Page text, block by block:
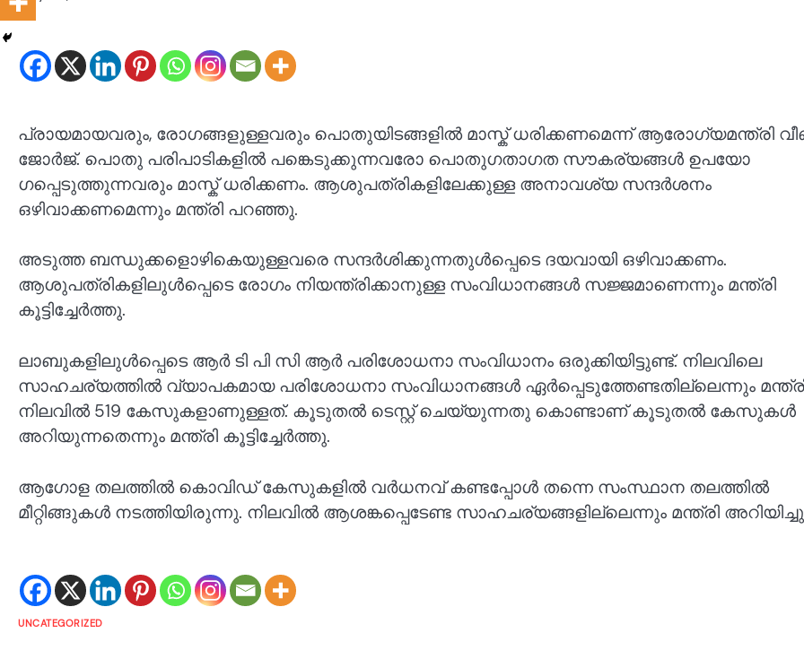
പ്രായമായവരും, രോഗങ്ങളുള്ളവരും പൊതുയിടങ്ങളിൽ മാസ്ക് ധരിക്കണമെന്ന് ആരോഗ്യമന്ത്രി
ജോർജ്. പൊതു പരിപാടികളിൽ പങ്കെടുക്കുന്നവരോ പൊതുഗതാഗത സൗകര്യങ്ങൾ ഉപയോ​
ഗപ്പെടുത്തുന്നവരും മാസ്ക് ധരിക്കണം. ആശുപത്രികളിലേക്കുള്ള അനാവശ്യ സന്ദ‍‌ർശനം
ഒഴിവാക്കണമെന്നും മന്ത്രി പറഞ്ഞു.
അടുത്ത ബന്ധുക്കളൊഴികെയുള്ളവരെ സന്ദ‍ർശിക്കുന്നതുൾപ്പെടെ ദയവായി ഒഴിവാക്കണം.
ആശുപത്രികളിലുൾപ്പെടെ രോ​ഗം നിയന്ത്രിക്കാനുള്ള സംവിധാനങ്ങൾ സജ്ജമാണെന്നും മന്ത്രി
കൂട്ടിച്ചേ‌ർത്തു.
ലാബുകളിലുൾപ്പെടെ ആ‌‌ർ ടി പി സി ആ‌ർ പരിശോധനാ സംവിധാനം ഒരുക്കിയിട്ടുണ്ട്. നിലവിലെ
സാഹചര്യത്തിൽ വ്യാപകമായ പരിശോധനാ സംവിധാനങ്ങൾ ഏ‍‌ർപ്പെടുത്തേണ്ടതില്ലെന്നും
നിലവിൽ 519 കേസുകളാണുള്ളത്. കൂടുതൽ ടെസ്റ്റ് ചെയ്യുന്നതു കൊണ്ടാണ് കൂടുതൽ കേസുകൾ
അറിയുന്നതെന്നും മന്ത്രി കൂട്ടിച്ചേ‍‌ർത്തു.
ആ​ഗോള തലത്തിൽ കൊവിഡ് കേസുകളിൽ വ‌‌ർധനവ് കണ്ടപ്പോൾ തന്നെ സംസ്ഥാന തലത്തിൽ
മീറ്റിങ്ങുകൾ നടത്തിയിരുന്നു. നിലവിൽ ആശങ്കപ്പെടേണ്ട സാഹചര്യങ്ങളില്ലെന്നും മന്ത്രി
UNCATEGORIZED